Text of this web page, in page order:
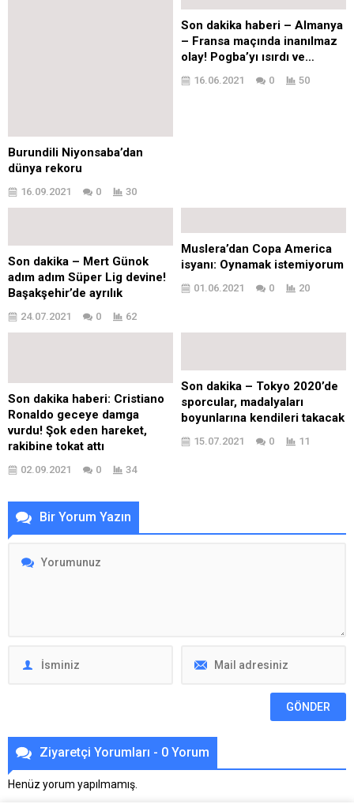
Burundili Niyonsaba’dan
dünya rekoru
16.09.2021 0 30
Son dakika haberi – Almanya
– Fransa maçında inanılmaz
olay! Pogba’yı ısırdı ve…
16.06.2021 0 50
Son dakika – Mert Günok
adım adım Süper Lig devine!
Başakşehir’de ayrılık
24.07.2021 0 62
Muslera’dan Copa America
isyanı: Oynamak istemiyorum
01.06.2021 0 20
Son dakika haberi: Cristiano
Ronaldo geceye damga
vurdu! Şok eden hareket,
rakibine tokat attı
02.09.2021 0 34
Son dakika – Tokyo 2020’de
sporcular, madalyaları
boyunlarına kendileri takacak
15.07.2021 0 11
Bir Yorum Yazın
Ziyaretçi Yorumları - 0 Yorum
Henüz yorum yapılmamış.